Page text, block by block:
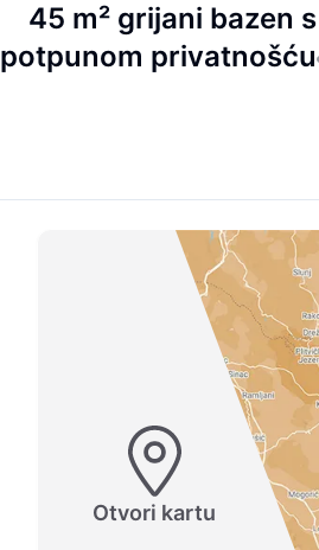
45 m² grijani bazen s
potpunom privatnošću
Otvori kartu